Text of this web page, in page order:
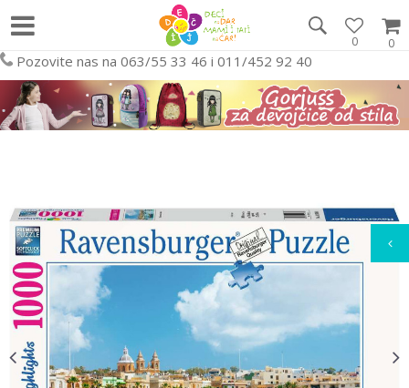
0
0
Pozovite nas na 063/55 33 46 i 011/452 92 40